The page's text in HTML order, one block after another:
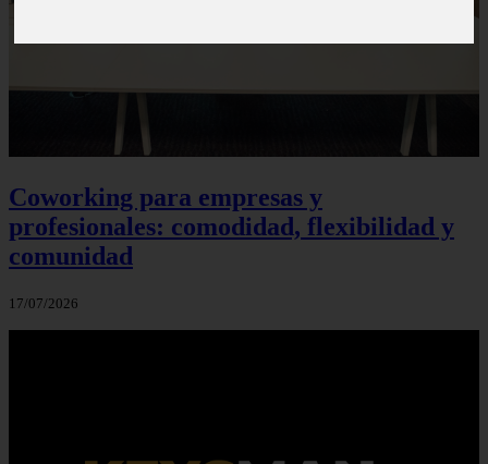
Coworking para empresas y
profesionales: comodidad, flexibilidad y
comunidad
17/07/2026